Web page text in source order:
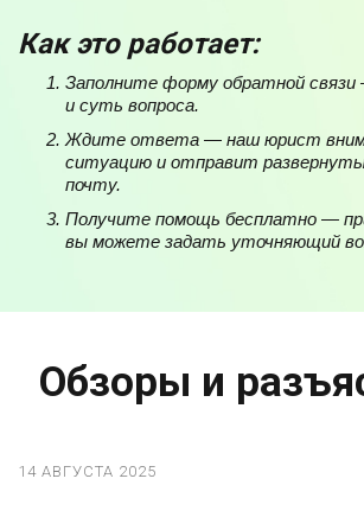
Как это работает:
Заполните форму обратной
и суть вопроса.
Ждите ответа — наш юрист
ситуацию и отправит
почту.
Получите помощь бесплатно —
вы можете задать уточняющий
Обзоры и
14 АВГУСТА 2025